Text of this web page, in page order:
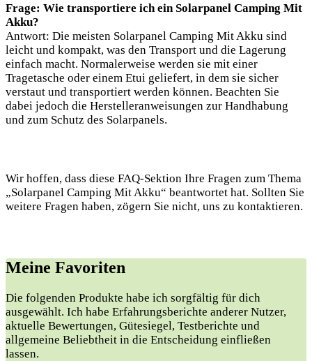
Frage: Wie transportiere ich ein Solarpanel Camping Mit
Akku?
Antwort: Die meisten Solarpanel Camping Mit Akku sind
leicht und kompakt, was den Transport und die Lagerung
einfach macht. Normalerweise werden sie mit einer
Tragetasche oder einem Etui geliefert, in dem sie sicher
verstaut und transportiert werden können. Beachten Sie
dabei jedoch die Herstelleranweisungen zur Handhabung
und zum Schutz des Solarpanels.
Wir hoffen, dass diese FAQ-Sektion Ihre Fragen zum Thema
„Solarpanel Camping Mit Akku“ beantwortet hat. Sollten Sie
weitere Fragen haben, zögern Sie nicht, uns zu kontaktieren.
Meine Favoriten
Die folgenden Produkte⁤ habe ich​ sorgfältig für ⁢dich
ausgewählt. ​Ich ​habe Erfahrungsberichte anderer Nutzer,
aktuelle Bewertungen, Gütesiegel, Testberichte und
allgemeine Beliebtheit in die Entscheidung einfließen
lassen.